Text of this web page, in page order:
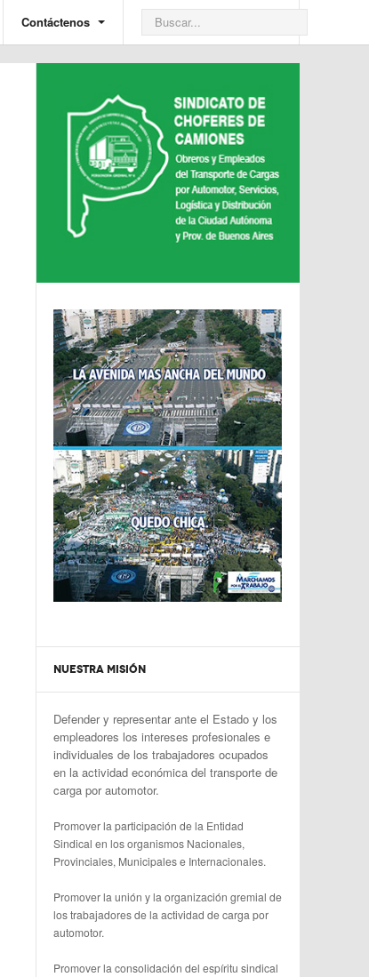
Contáctenos
NUESTRA MISIÓN
Defender y representar ante el Estado y los
empleadores los intereses profesionales e
individuales de los trabajadores ocupados
en la actividad económica del transporte de
carga por automotor.
Promover la participación de la Entidad
Sindical en los organismos Nacionales,
Provinciales, Municipales e Internacionales.
Promover la unión y la organización gremial de
los trabajadores de la actividad de carga por
automotor.
Promover la consolidación del espíritu sindical